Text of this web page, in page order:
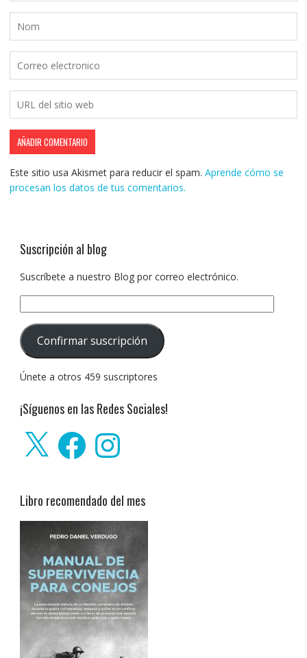
Este sitio usa Akismet para reducir el spam. Aprende cómo se
procesan los datos de tus comentarios.
Suscripción al blog
Suscríbete a nuestro Blog por correo electrónico.
de
correo
electrónico:
Confirmar suscripción
Únete a otros 459 suscriptores
¡Síguenos en las Redes Sociales!
FacebookInstagram
Libro recomendado del mes